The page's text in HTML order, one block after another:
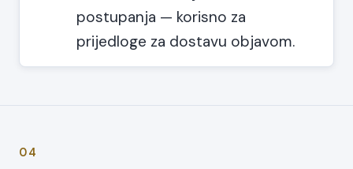
postupanja — korisno za
prijedloge za dostavu objavom.
04